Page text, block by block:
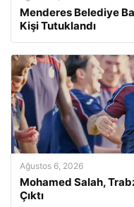
Menderes Belediye
Kişi Tutuklandı
Ağustos 6, 2026
Mohamed Salah,
Çıktı